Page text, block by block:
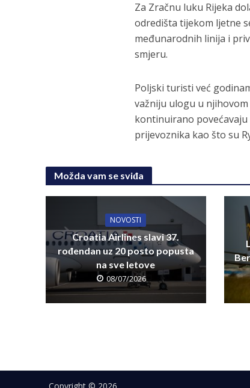
Za Zračnu luku Rijeka
odredišta tijekom ljetne
međunarodnih linija i
smjeru.
Poljski turisti već
važniju ulogu u
kontinuirano
prijevoznika kao što su
Možda vam se sviđa
NOVOSTI
Croatia Airlines slavi 37.
rođendan uz 20 posto popusta
na sve letove
08/07/2026
Copyright © 2026.